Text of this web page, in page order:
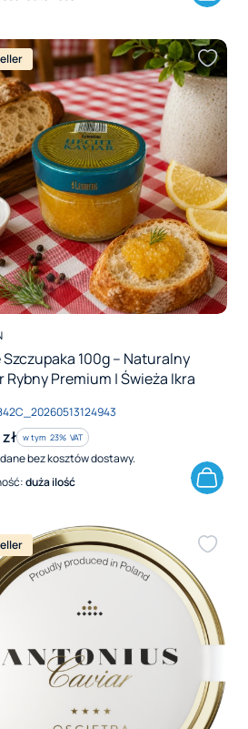
Szczupaka 100g – Naturalny
Rybny Premium | Świeża Ikra
w tym %s VAT
w tym 23% VAT
bez kosztów dostawy.
duża ilość